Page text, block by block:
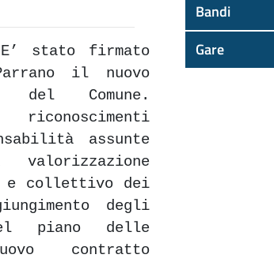
E’ stato firmato
il nuovo
del Comune.
assunte
e collettivo dei
degli
piano delle
contratto
Bandi
Gare